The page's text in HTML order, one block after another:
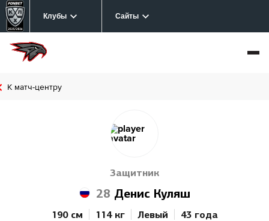
Клубы Сайты
К матч-центру
Защитник
28 Денис Куляш
190 см 114 кг Левый 43 года